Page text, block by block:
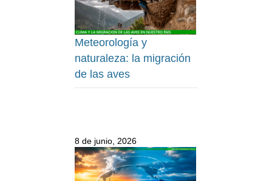
Meteorología y
naturaleza: la migración
de las aves
8 de junio, 2026